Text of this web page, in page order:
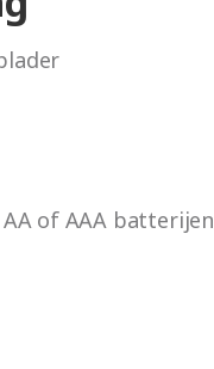
of AAA batterijen